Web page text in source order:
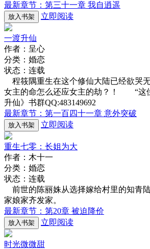
最新章节：第三十一章 我自逍遥
放入书架 立即阅读
一渡升仙
作者：呈心
分类：婚恋
状态：连载
程筱隅重生在这个修仙大陆已经欲哭
女主的命怎么还应女主的劫？！ “这
升仙》书群QQ:483149692
最新章节：第一百四十一章 意外突破
放入书架 立即阅读
重生七零：长姐为大
作者：木十一
分类：婚恋
状态：连载
前世的陈丽姝从选择嫁给村里的知青
家娘家齐发家。
最新章节：第20章 被迫降价
放入书架 立即阅读
时光微微甜